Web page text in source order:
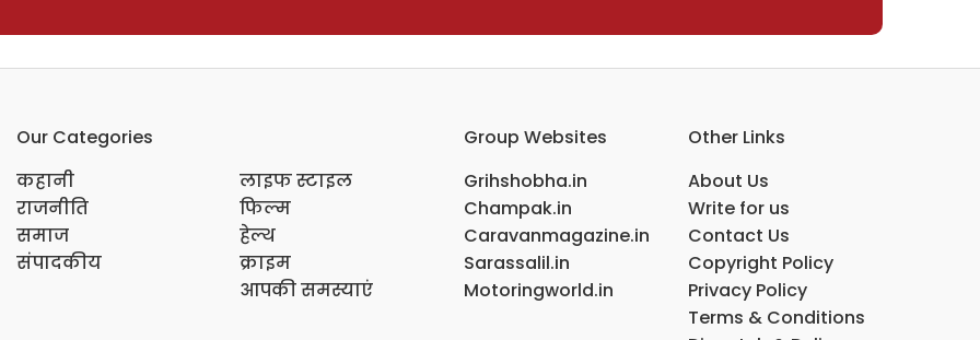
Our Categories
कहानी
राजनीति
समाज
संपादकीय
लाइफ स्टाइल
फिल्म
हेल्थ
क्राइम
आपकी समस्याएं
Group Websites
Grihshobha.in
Champak.in
Caravanmagazine.in
Sarassalil.in
Motoringworld.in
Other Links
About Us
Write for us
Contact Us
Copyright Policy
Privacy Policy
Terms & Conditions